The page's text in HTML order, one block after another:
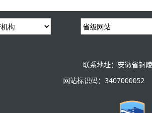
联系地址：安徽省铜
网站标识码：3407000052